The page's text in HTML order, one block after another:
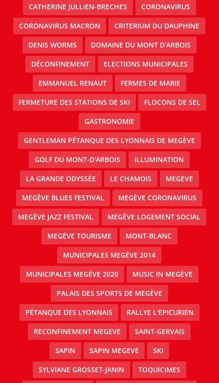
CATHERINE JULLIEN-BRECHES CORONAVIRUS
CORONAVIRUS MACRON CRITERIUM DU DAUPHINE
DENIS WORMS DOMAINE DU MONT D’ARBOIS
DÉCONFINEMENT ELECTIONS MUNICIPALES
EMMANUEL RENAUT FERMES DE MARIE
FERMETURE DES STATIONS DE SKI FLOCONS DE SEL
GASTRONOMIE
GENTLEMAN PÉTANQUE DES LYONNAIS DE MEGÈVE
GOLF DU MONT-D'ARBOIS ILLUMINATION
LA GRANDE ODYSSÉE LE CHAMOIS MEGEVE
MEGÈVE BLUES FESTIVAL MEGÈVE CORONAVIRUS
MEGÈVE JAZZ FESTIVAL MEGÈVE LOGEMENT SOCIAL
MEGÈVE TOURISME MONT-BLANC
MUNICIPALES MEGÈVE 2014
MUNICIPALES MEGÈVE 2020 MUSIC IN MEGÈVE
PALAIS DES SPORTS DE MEGÈVE
PÉTANQUE DES LYONNAIS RALLYE L'EPICURIEN
RECONFINEMENT MEGEVE SAINT-GERVAIS
SAPIN SAPIN MEGEVE SKI
SYLVIANE GROSSET-JANIN TOQUICIMES